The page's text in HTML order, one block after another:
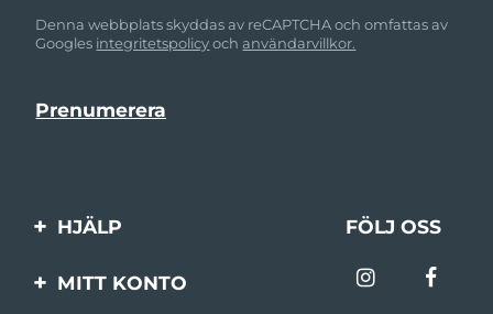
Denna webbplats skyddas av reCAPTCHA och omfattas av
Googles integritetspolicyochanvändarvillkor.
HJÄLP
Kontakta oss
FÖLJ OSS
MITT KONTO